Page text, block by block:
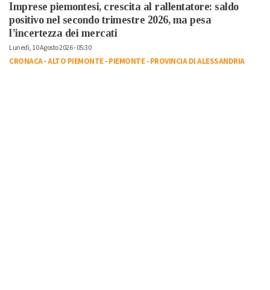
Imprese piemontesi, crescita al rallentatore: saldo
positivo nel secondo trimestre 2026, ma pesa
l’incertezza dei mercati
Lunedì, 10 Agosto 2026 - 05:30
CRONACA-ALTO PIEMONTE-PIEMONTE-PROVINCIA DI ALESSANDRIA